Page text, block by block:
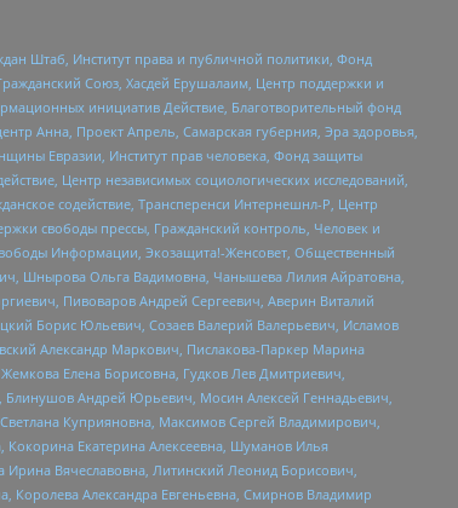
Штаб, Институт права и публичной политики, Фонд
Союз, Хасдей Ерушалаим, Центр поддержки и
инициатив Действие, Благотворительный фонд
Анна, Проект Апрель, Самарская губерния, Эра здоровья,
Евразии, Институт прав человека, Фонд защиты
Центр независимых социологических исследований,
содействие, Трансперенси Интернешнл-Р, Центр
свободы прессы, Гражданский контроль, Человек и
Информации, Экозащита!-Женсовет, Общественный
Шнырова Ольга Вадимовна, Чанышева Лилия Айратовна,
Пивоваров Андрей Сергеевич, Аверин Виталий
Борис Юльевич, Созаев Валерий Валерьевич, Исламов
Александр Маркович, Пислакова-Паркер Марина
Елена Борисовна, Гудков Лев Дмитриевич,
Блинушов Андрей Юрьевич, Мосин Алексей Геннадьевич,
Куприяновна, Максимов Сергей Владимирович,
Кокорина Екатерина Алексеевна, Шуманов Илья
Вячеславовна, Литинский Леонид Борисович,
Александра Евгеньевна, Смирнов Владимир